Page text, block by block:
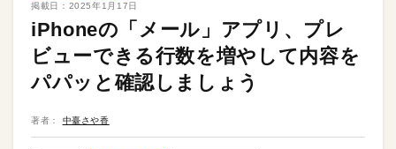
掲載日： 2025年1月17日
iPhoneの「メール」アプリ、プレ
ビューできる行数を増やして内容を
パパッと確認しましょう
著者： 中臺さや香